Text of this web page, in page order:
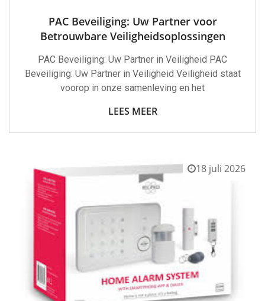
PAC Beveiliging: Uw Partner voor
Betrouwbare Veiligheidsoplossingen
PAC Beveiliging: Uw Partner in Veiligheid PAC
Beveiliging: Uw Partner in Veiligheid Veiligheid staat
voorop in onze samenleving en het
LEES MEER
18 juli 2026